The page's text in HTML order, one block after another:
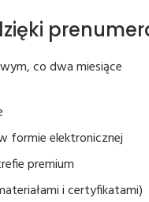
co dwa miesiące
formie elektronicznej
premium
i certyfikatami)